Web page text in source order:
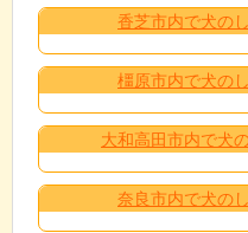
香芝市内で犬の
橿原市内で犬の
大和高田市内で犬
奈良市内で犬の